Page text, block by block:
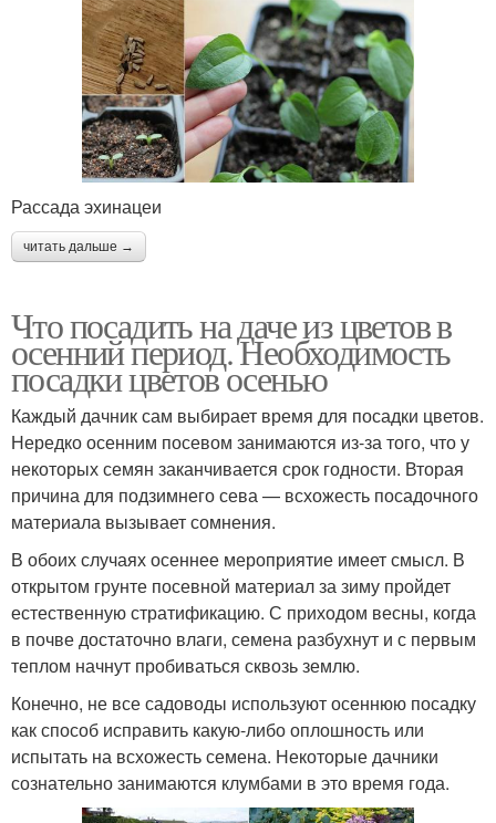
Рассада эхинацеи
читать дальше →
Что посадить на даче из цветов в
осенний период. Необходимость
посадки цветов осенью
Каждый дачник сам выбирает время для посадки цветов.
Нередко осенним посевом занимаются из-за того, что у
некоторых семян заканчивается срок годности. Вторая
причина для подзимнего сева — всхожесть посадочного
материала вызывает сомнения.
В обоих случаях осеннее мероприятие имеет смысл. В
открытом грунте посевной материал за зиму пройдет
естественную стратификацию. С приходом весны, когда
в почве достаточно влаги, семена разбухнут и с первым
теплом начнут пробиваться сквозь землю.
Конечно, не все садоводы используют осеннюю посадку
как способ исправить какую-либо оплошность или
испытать на всхожесть семена. Некоторые дачники
сознательно занимаются клумбами в это время года.